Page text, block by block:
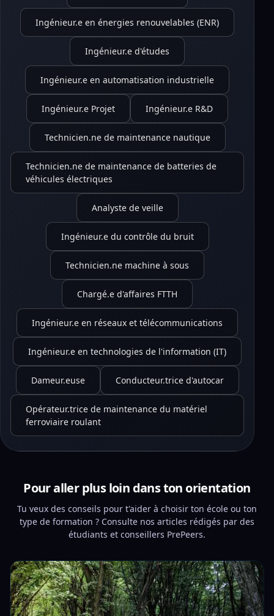
Ingénieur.e en énergies renouvelables (ENR)
Ingénieur.e d'études
Ingénieur.e en automatisation industrielle
Ingénieur.e Projet Ingénieur.e R&D
Technicien.ne de maintenance nautique
Technicien.ne de maintenance de batteries de
véhicules électriques
Analyste de veille
Ingénieur.e du contrôle du bruit
Technicien.ne machine à sous
Chargé.e d'affaires FTTH
Ingénieur.e en réseaux et télécommunications
Ingénieur.e en technologies de l'information (IT)
Dameur.euse Conducteur.trice d'autocar
Opérateur.trice de maintenance du matériel
ferroviaire roulant
Pour aller plus loin dans ton orientation
Tu veux des conseils pour t'aider à choisir ton école ou ton
type de formation ? Consulte nos articles rédigés par des
étudiants et conseillers PrePeers.